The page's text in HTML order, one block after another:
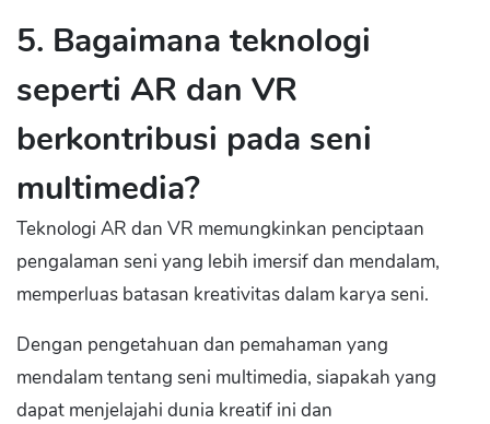
5. Bagaimana teknologi
seperti AR dan VR
berkontribusi pada seni
multimedia?
Teknologi AR dan VR memungkinkan penciptaan
pengalaman seni yang lebih imersif dan mendalam,
memperluas batasan kreativitas dalam karya seni.
Dengan pengetahuan dan pemahaman yang
mendalam tentang seni multimedia, siapakah yang
dapat menjelajahi dunia kreatif ini dan